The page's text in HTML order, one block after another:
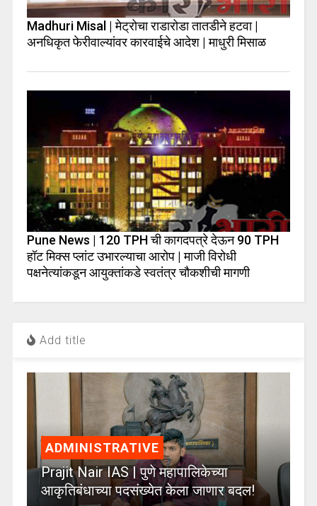
Madhuri Misal | मेट्रोचा राडारोडा तातडीने हटवा |
अनधिकृत फेरीवाल्यांवर कारवाईचे आदेश | माधुरी मिसाळ
Pune News | 120 TPH ची कागदपत्रे देऊन 90 TPH
हॉट मिक्स प्लांट उभारल्याचा आरोप | माजी विरोधी
पक्षनेत्यांकडून आयुक्तांकडे स्वतंत्र चौकशीची मागणी
Add title
ADMINISTRATIVE
Prajit Nair IAS | पुणे महापालिकेच्या
आकृतिबंधाच्या पदसंख्येत केला जाणार बदल!